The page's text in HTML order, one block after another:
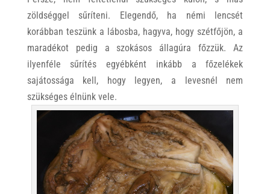
zöldséggel sűríteni. Elegendő, ha némi lencsét
korábban teszünk a lábosba, hagyva, hogy szétfőjön, a
maradékot pedig a szokásos állagúra főzzük. Az
ilyenféle sűrítés egyébként inkább a főzelékek
sajátossága kell, hogy legyen, a levesnél nem
szükséges élnünk vele.